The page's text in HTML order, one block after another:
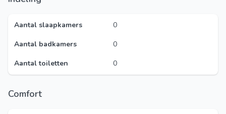
Aantal slaapkamers
0
Aantal badkamers
0
Aantal toiletten
0
Comfort